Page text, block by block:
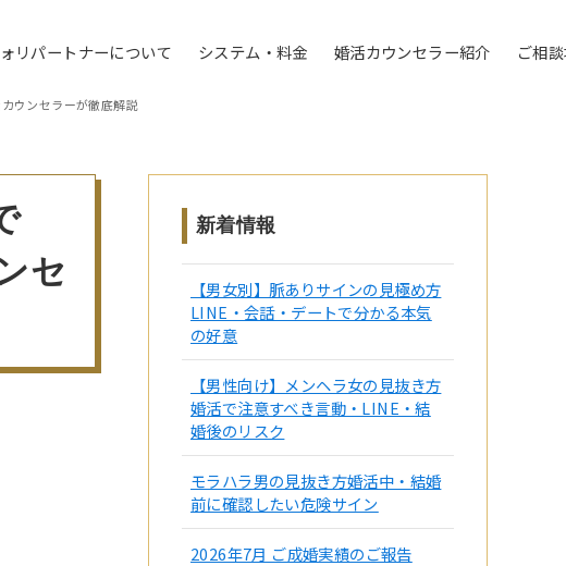
リパートナーについて システム・料金 婚活カウンセラー紹介 ご相
ウンセラーが徹底解説
セ
新着情報
【男女別】脈ありサインの見極め方
LINE・会話・デートで分かる本気
の好意
【男性向け】メンヘラ女の見抜き方
婚活で注意すべき言動・LINE・結
婚後のリスク
モラハラ男の見抜き方婚活中・結婚
前に確認したい危険サイン
2026年7月 ご成婚実績のご報告